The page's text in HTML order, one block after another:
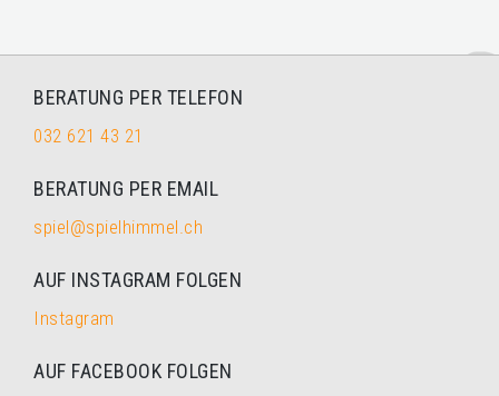
BERATUNG PER TELEFON
032 621 43 21
BERATUNG PER EMAIL
spiel@spielhimmel.ch
AUF INSTAGRAM FOLGEN
Instagram
AUF FACEBOOK FOLGEN